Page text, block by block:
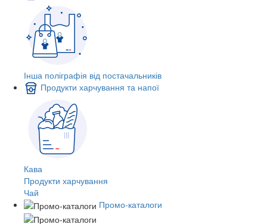
Інша поліграфія від постачальників
Продукти харчування та напої
Кава
Продукти харчування
Чай
Промо-каталоги